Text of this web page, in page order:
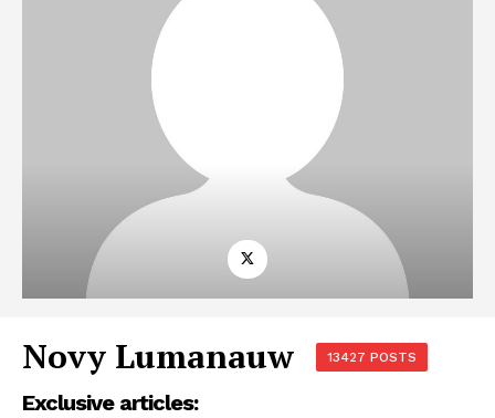
Novy Lumanauw 13427 POSTS
Exclusive articles: